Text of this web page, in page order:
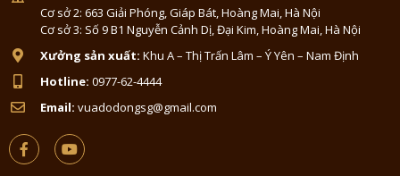
Cơ sở 2: 663 Giải Phóng, Giáp Bát, Hoàng Mai, Hà Nội
Cơ sở 3: Số 9 B1 Nguyễn Cảnh Dị, Đại Kim, Hoàng Mai, Hà Nội
Xưởng sản xuất: Khu A – Thị Trấn Lâm – Ý Yên – Nam Định
Hotline: 0977-62-4444
Email: vuadodongsg@gmail.com